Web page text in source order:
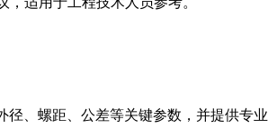
径、螺距、公差等关键参数，并提供专业